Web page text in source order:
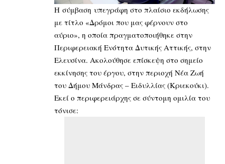
Η σύμβαση υπεγράφη στο πλαίσιο εκδήλωσης
με τίτλο «Δρόμοι που μας φέρνουν στο
αύριο», η οποία πραγματοποιήθηκε στην
Περιφερειακή Ενότητα Δυτικής Αττικής, στην
Ελευσίνα. Ακολούθησε επίσκεψη στο σημείο
εκκίνησης του έργου, στην περιοχή Νέα Ζωή
του Δήμου Μάνδρας – Ειδυλλίας (Κριεκούκι).
Εκεί ο περιφερειάρχης σε σύντομη ομιλία του
τόνισε: